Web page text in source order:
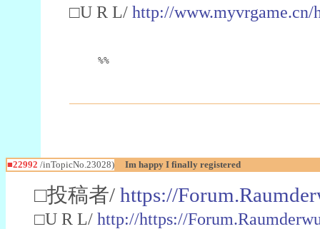
□U R L/ http://www.myvrgame.cn/
%%
■22992 /inTopicNo.23028) Im happy I finally registered
□投稿者/ https://
□U R L/ http://https://